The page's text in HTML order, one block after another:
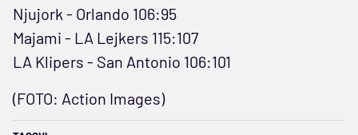
Njujork - Orlando 106:95
Majami - LA Lejkers 115:107
LA Klipers - San Antonio 106:101
(FOTO: Action Images)